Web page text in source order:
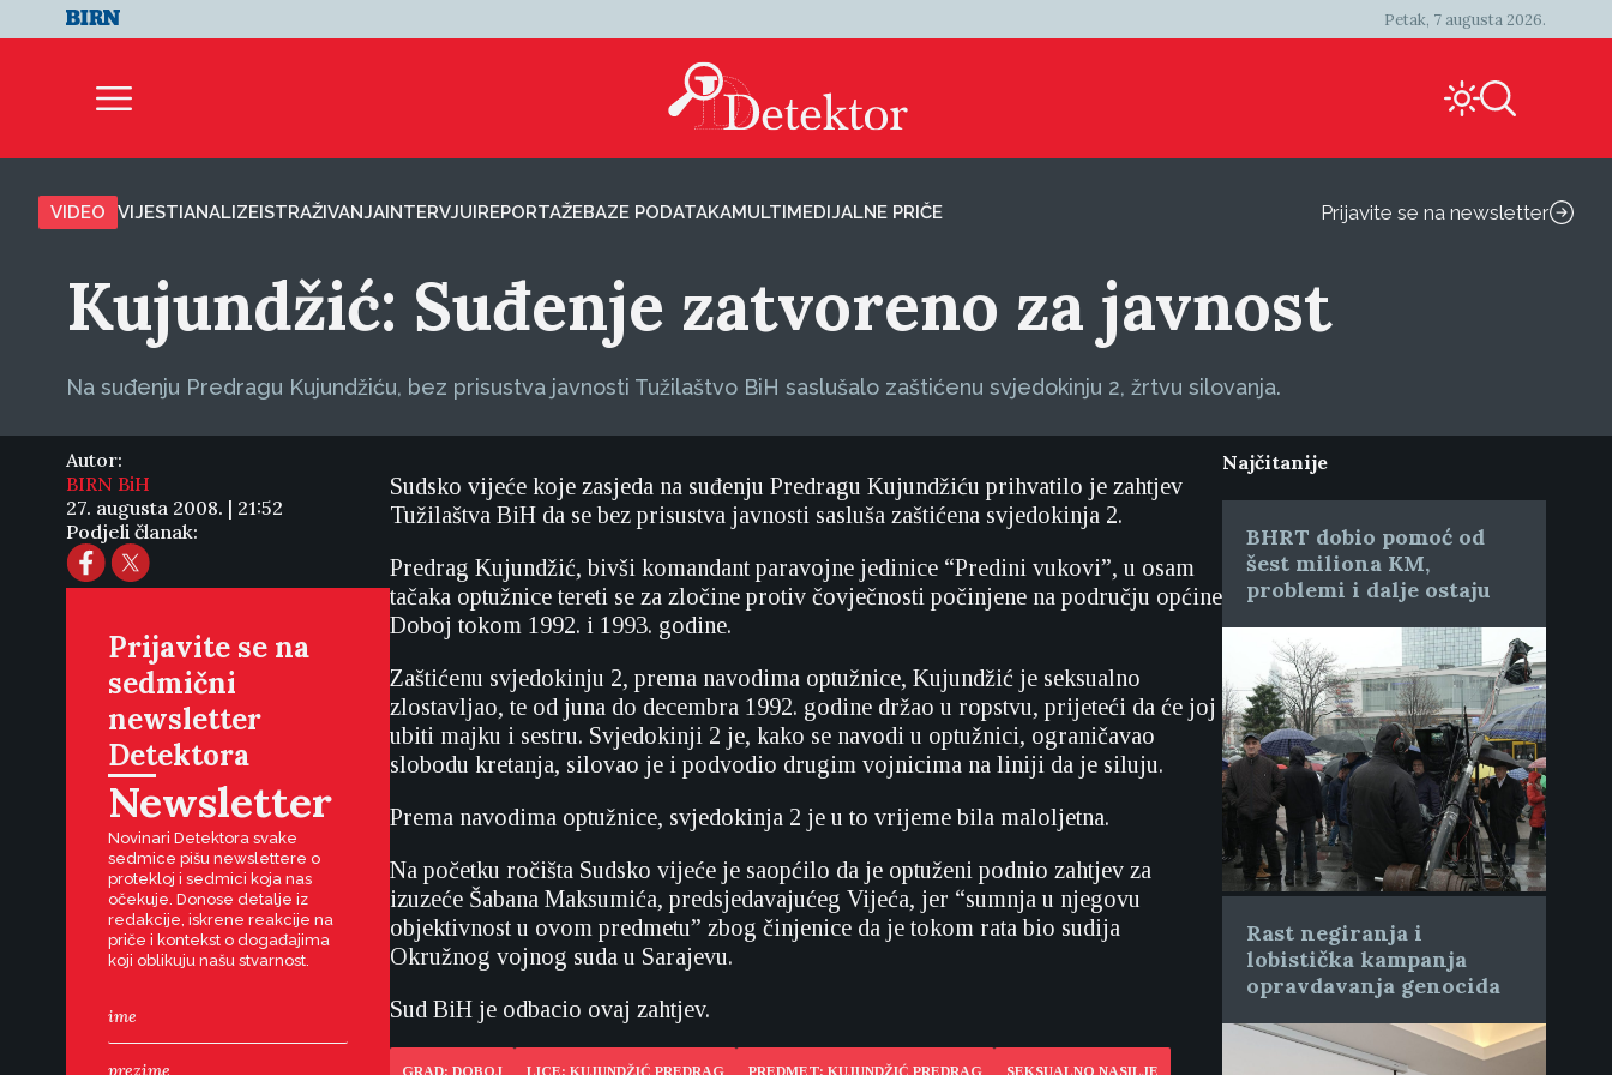
Petak, 7 augusta 2026.
VIDEO VIJESTIANALIZEISTRAŽIVANJAINTERVJUIREPORTAŽEBAZE PODATAKAMULTIMEDIJALNE PRIČE Prijavite se na newsletter
Kujundžić: Suđenje zatvoreno za javnost
Na suđenju Predragu Kujundžiću, bez prisustva javnosti Tužilaštvo BiH saslušalo zaštićenu svjedokinju 2, žrtvu silovanja.
Autor:
BIRN BiH
27. augusta 2008. | 21:52
Podjeli članak:
Prijavite se na
sedmični
newsletter
Detektora
Newsletter
Novinari Detektora svake
sedmice pišu newslettere o
protekloj i sedmici koja nas
očekuje. Donose detalje iz
redakcije, iskrene reakcije na
priče i kontekst o događajima
koji oblikuju našu stvarnost.
Sudsko vijeće koje zasjeda na suđenju Predragu Kujundžiću prihvatilo je zahtjev
Tužilaštva BiH da se bez prisustva javnosti sasluša zaštićena svjedokinja 2.
Predrag Kujundžić, bivši komandant paravojne jedinice “Predini vukovi”, u osam
tačaka optužnice tereti se za zločine protiv čovječnosti počinjene na području općine
Doboj tokom 1992. i 1993. godine.
Zaštićenu svjedokinju 2, prema navodima optužnice, Kujundžić je seksualno
zlostavljao, te od juna do decembra 1992. godine držao u ropstvu, prijeteći da će joj
ubiti majku i sestru. Svjedokinji 2 je, kako se navodi u optužnici, ograničavao
slobodu kretanja, silovao je i podvodio drugim vojnicima na liniji da je siluju.
Prema navodima optužnice, svjedokinja 2 je u to vrijeme bila maloljetna.
Na početku ročišta Sudsko vijeće je saopćilo da je optuženi podnio zahtjev za
izuzeće Šabana Maksumića, predsjedavajućeg Vijeća, jer “sumnja u njegovu
objektivnost u ovom predmetu” zbog činjenice da je tokom rata bio sudija
Okružnog vojnog suda u Sarajevu.
Sud BiH je odbacio ovaj zahtjev.
GRAD: DOBOJ LICE: KUJUNDŽIĆ PREDRAG PREDMET: KUJUNDŽIĆ PREDRAG SEKSUALNO NASILJE
Najčitanije
BHRT dobio pomoć od
šest miliona KM,
problemi i dalje ostaju
Rast negiranja i
lobistička kampanja
opravdavanja genocida